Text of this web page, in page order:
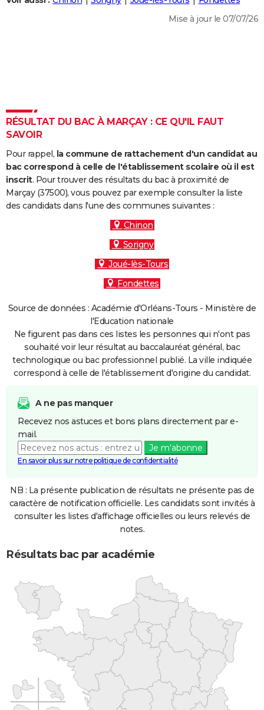
DICTIONNAIRE
Dictionnaire
Biographies
Citations
Expressions
Proverbes
PROGRAMME TV
COPAINS D'AVANT
S'inscrire
Se connecter
Lycées
Collèges
Primaires
Universités
Entreprises
Service militaire
Avis de recherche
AVIS DE DÉCÈS
FORUM
Mise à jour le 07/07/26
RÉSULTAT DU BAC À MARÇAY : CE QU'IL FAUT
SAVOIR
Pour rappel, la commune de rattachement d'un candidat au
bac correspond à celle de l'établissement scolaire où il est
inscrit. Pour trouver des résultats du bac à proximité de
Marçay (37500), vous pouvez par exemple consulter la liste
des candidats dans l'une des communes suivantes :
Chinon
Sorigny
Joué-lès-Tours
Fondettes
Source de données : Académie d'Orléans-Tours - Ministère de
l'Education nationale
Ne figurent pas dans ces listes les personnes qui n'ont pas
souhaité voir leur résultat au baccalauréat général, bac
technologique ou bac professionnel publié. La ville indiquée
correspond à celle de l'établissement d'origine du candidat.
A ne pas manquer
Recevez nos astuces et bons plans directement par e-
mail.
Je m'abonne
En savoir plus sur notre politique de confidentialité
NB : La présente publication de résultats ne présente pas de
caractère de notification officielle. Les candidats sont invités à
consulter les listes d'affichage officielles ou leurs relevés de
notes.
Résultats bac par académie